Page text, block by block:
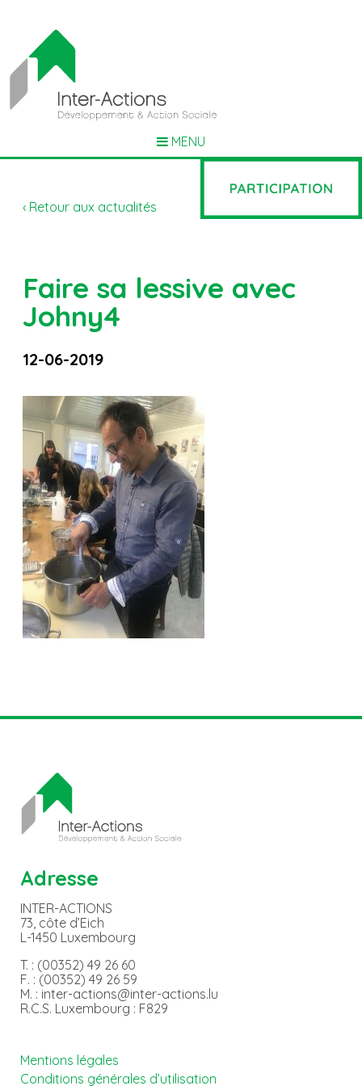
MENU
‹ Retour aux actualités
Faire sa lessive avec
Johny4
12-06-2019
Adresse
INTER-ACTIONS
73, côte d’Eich
L-1450 Luxembourg
T. : (00352) 49 26 60
F. : (00352) 49 26 59
M. : inter-actions@inter-actions.lu
R.C.S. Luxembourg : F829
Mentions légales
Conditions générales d’utilisation